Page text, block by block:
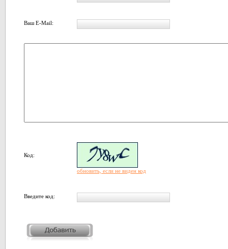
Ваш E-Mail:
Код:
обновить, если не виден код
Введите код: